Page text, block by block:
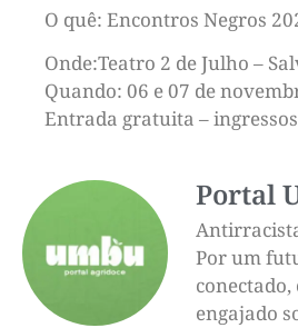
O quê: Encontros Negros
Onde:Teatro 2 de Julho –
Quando: 06 e 07 de
Entrada gratuita –
Portal
Por um
conectado,
engajado